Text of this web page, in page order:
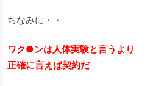
ちなみに・・
ワク●ンは人体実験と言うより
正確に言えば契約だ